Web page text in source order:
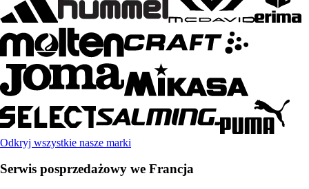
Odkryj wszystkie nasze marki
Serwis posprzedażowy we Francja